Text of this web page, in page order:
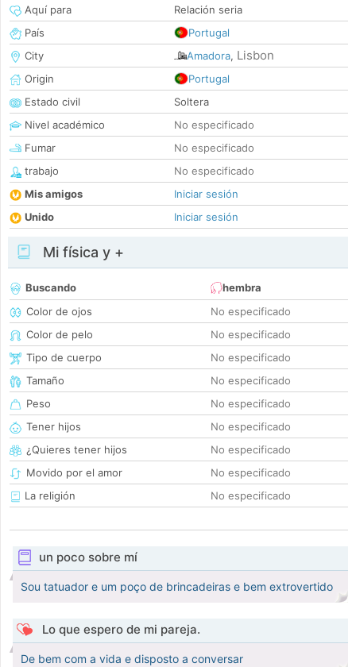
Aquí para
Relación seria
País
Portugal
City
Amadora, Lisbon
Origin
Portugal
Estado civil
Soltera
Nivel académico
No especificado
Fumar
No especificado
trabajo
No especificado
Mis amigos
Iniciar sesión
Unido
Iniciar sesión
Mi física y +
Buscando
hembra
Color de ojos
No especificado
Color de pelo
No especificado
Tipo de cuerpo
No especificado
Tamaño
No especificado
Peso
No especificado
Tener hijos
No especificado
¿Quieres tener hijos
No especificado
Movido por el amor
No especificado
La religión
No especificado
un poco sobre mí
Sou tatuador e um poço de brincadeiras e bem extrovertido
Lo que espero de mi pareja.
De bem com a vida e disposto a conversar